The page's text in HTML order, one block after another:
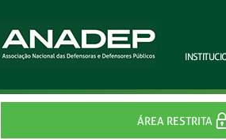
ÁREA RESTRITA